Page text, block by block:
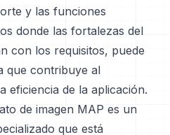
y las funciones
donde las fortalezas del
con los requisitos, puede
que contribuye al
eficiencia de la aplicación.
de imagen MAP es un
que está